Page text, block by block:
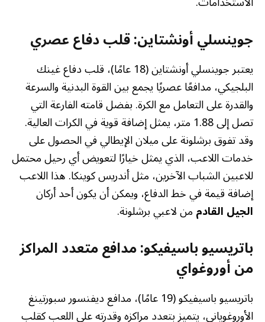
جوينسلي أونشتاين: قلب دفاع عصري
يعتبر جوينسلي أونشتاين (18 عامًا)، قلب دفاع غينك
البلجيكي، مدافعًا عصريًا يجمع بين القوة البدنية والسرعة
والقدرة على التعامل مع الكرة. بفضل قامته الفارعة التي
تصل إلى 1.88 متر، يمثل إضافة قوية في الكرات العالية.
وقد تفوق برشلونة على ميلان الإيطالي في الحصول على
خدمات اللاعب، الذي يمثل خيارًا لتعويض أي رحيل محتمل
للاعبين الشباب الآخرين، مثل أندريس كوينكا. هذا اللاعب
إضافة قيمة في خط الدفاع، ويمكن أن يكون أحد أركان
الجيل القادممن لاعبي برشلونة.
باتريسيو باسيفيكو: مدافع متعدد المراكز
من أوروغواي
باتريسيو باسيفيكو (19 عامًا)، مدافع ديفنسور سبورتينغ
الأوروغوياني، يتميز بتعدد مراكزه وقدرته على اللعب كقلب